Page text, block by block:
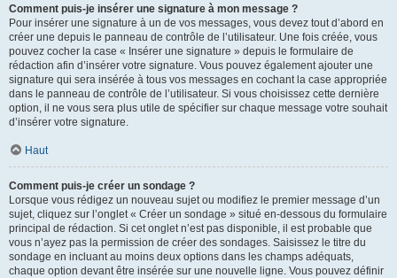
Comment puis-je insérer une signature à mon message ?
Pour insérer une signature à un de vos messages, vous devez tout d’abord en
créer une depuis le panneau de contrôle de l’utilisateur. Une fois créée, vous
pouvez cocher la case « Insérer une signature » depuis le formulaire de
rédaction afin d’insérer votre signature. Vous pouvez également ajouter une
signature qui sera insérée à tous vos messages en cochant la case appropriée
dans le panneau de contrôle de l’utilisateur. Si vous choisissez cette dernière
option, il ne vous sera plus utile de spécifier sur chaque message votre souhait
d’insérer votre signature.
Haut
Comment puis-je créer un sondage ?
Lorsque vous rédigez un nouveau sujet ou modifiez le premier message d’un
sujet, cliquez sur l’onglet « Créer un sondage » situé en-dessous du formulaire
principal de rédaction. Si cet onglet n’est pas disponible, il est probable que
vous n’ayez pas la permission de créer des sondages. Saisissez le titre du
sondage en incluant au moins deux options dans les champs adéquats,
chaque option devant être insérée sur une nouvelle ligne. Vous pouvez définir